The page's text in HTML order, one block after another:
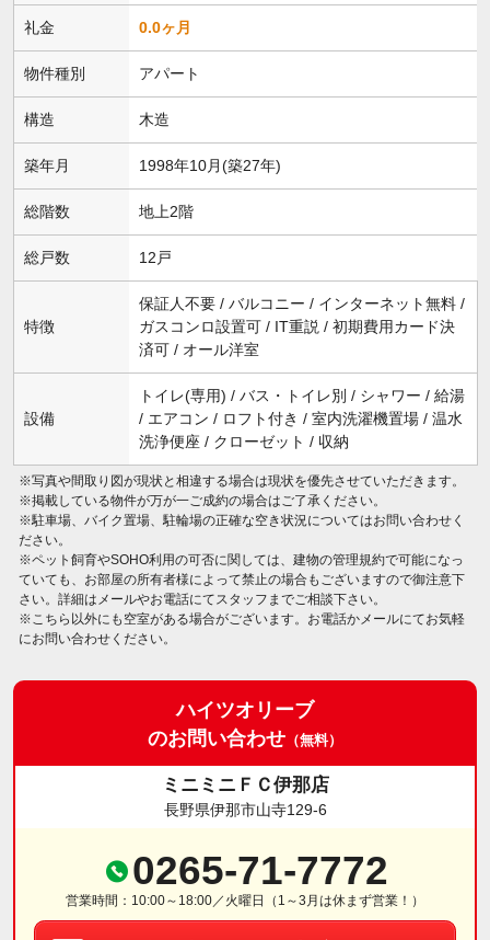
礼金 0.0ヶ月
物件種別 アパート
構造 木造
築年月 1998年10月(築27年)
総階数 地上2階
総戸数 12戸
特徴
保証人不要 / バルコニー / インターネット無料 /
ガスコンロ設置可 / IT重説 / 初期費用カード決
済可 / オール洋室
設備
トイレ(専用) / バス・トイレ別 / シャワー / 給湯
/ エアコン / ロフト付き / 室内洗濯機置場 / 温水
洗浄便座 / クローゼット / 収納
※写真や間取り図が現状と相違する場合は現状を優先させていただきます。
※掲載している物件が万が一ご成約の場合はご了承ください。
※駐車場、バイク置場、駐輪場の正確な空き状況についてはお問い合わせく
ださい。
※ペット飼育やSOHO利用の可否に関しては、建物の管理規約で可能になっ
ていても、お部屋の所有者様によって禁止の場合もございますので御注意下
さい。詳細はメールやお電話にてスタッフまでご相談下さい。
※こちら以外にも空室がある場合がございます。お電話かメールにてお気軽
にお問い合わせください。
ハイツオリーブ
のお問い合わせ （無料）
ミニミニＦＣ伊那店
長野県伊那市山寺129-6
0265-71-7772
営業時間：10:00～18:00／火曜日（1～3月は休まず営業！）